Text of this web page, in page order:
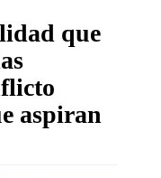
que
aspiran